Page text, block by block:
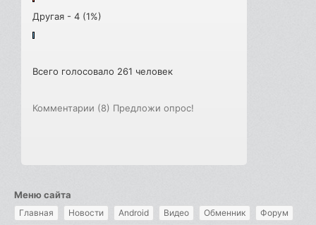
Другая - 4 (1%)
Всего голосовало 261 человек
Комментарии (8) Предложи опрос!
Меню сайта
Главная Новости Android Видео Обменник
Форум